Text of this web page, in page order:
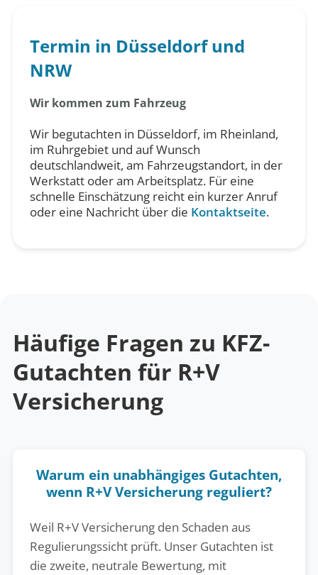
Termin in Düsseldorf und
NRW
Wir kommen zum Fahrzeug
Wir begutachten in Düsseldorf, im Rheinland,
im Ruhrgebiet und auf Wunsch
deutschlandweit, am Fahrzeugstandort, in der
Werkstatt oder am Arbeitsplatz. Für eine
schnelle Einschätzung reicht ein kurzer Anruf
oder eine Nachricht über die Kontaktseite.
Häufige Fragen zu KFZ-
Gutachten für R+V
Versicherung
Warum ein unabhängiges Gutachten,
wenn R+V Versicherung reguliert?
Weil R+V Versicherung den Schaden aus
Regulierungssicht prüft. Unser Gutachten ist
die zweite, neutrale Bewertung, mit